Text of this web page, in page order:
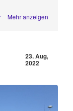
Mehr anzeigen
23. Aug,
2022